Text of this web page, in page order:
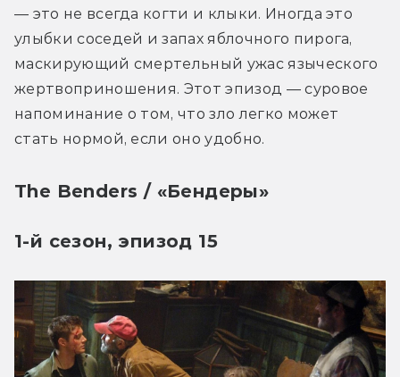
— это не всегда когти и клыки. Иногда это
улыбки соседей и запах яблочного пирога,
маскирующий смертельный ужас языческого
жертвоприношения. Этот эпизод — суровое
напоминание о том, что зло легко может
стать нормой, если оно удобно.
The Benders / «Бендеры»
1-й сезон, эпизод 15